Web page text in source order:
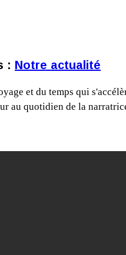
: Notre actualité
et du temps qui
au quotidien de la